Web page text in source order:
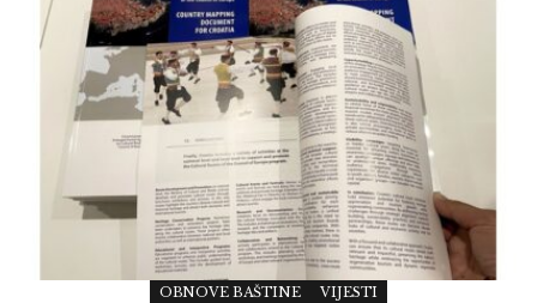
OBNOVE BAŠTINE VIJESTI